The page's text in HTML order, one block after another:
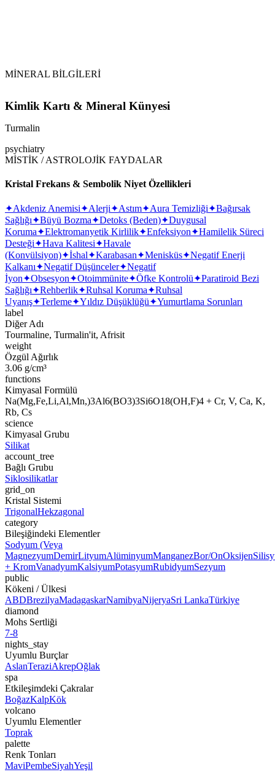
MİNERAL BİLGİLERİ
Kimlik Kartı & Mineral Künyesi
Turmalin
psychiatry
MİSTİK / ASTROLOJİK FAYDALAR
Kristal Frekans & Sembolik Niyet Özellikleri
✦Akdeniz Anemisi✦Alerji✦Astım✦Aura Temizliği✦Bağırsak
Sağlığı✦Büyü Bozma✦Detoks (Beden)✦Duygusal
Koruma✦Elektromanyetik Kirlilik✦Enfeksiyon✦Hamilelik Süreci
Desteği✦Hava Kalitesi✦Havale
(Konvülsiyon)✦İshal✦Karabasan✦Menisküs✦Negatif Enerji
Kalkanı✦Negatif Düşünceler✦Negatif
İyon✦Obsesyon✦Otoimmünite✦Öfke Kontrolü✦Paratiroid Bezi
Sağlığı✦Rehberlik✦Ruhsal Koruma✦Ruhsal
Uyanış✦Terleme✦Yıldız Düşüklüğü✦Yumurtlama Sorunları
label
Diğer Adı
Tourmaline, Turmalin'it, Afrisit
weight
Özgül Ağırlık
3.06 g/cm³
functions
Kimyasal Formülü
Na(Mg,Fe,Li,Al,Mn,)3Al6(BO3)3Si6O18(OH,F)4 + Cr, V, Ca, K,
Rb, Cs
science
Kimyasal Grubu
Silikat
account_tree
Bağlı Grubu
Siklosilikatlar
grid_on
Kristal Sistemi
TrigonalHekzagonal
category
Bileşiğindeki Elementler
Sodyum (Veya
MagnezyumDemirLityumAlüminyumManganezBor/OnOksijen
+ KromVanadyumKalsiyumPotasyumRubidyumSezyum
public
Kökeni / Ülkesi
ABDBrezilyaMadagaskarNamibyaNijeryaSri LankaTürkiye
diamond
Mohs Sertliği
7-8
nights_stay
Uyumlu Burçlar
AslanTeraziAkrepOğlak
spa
Etkileşimdeki Çakralar
BoğazKalpKök
volcano
Uyumlu Elementler
Toprak
palette
Renk Tonları
MaviPembeSiyahYeşil